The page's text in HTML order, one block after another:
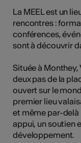
La MEEL est un
rencontres :
conférences,
sont à découvrir
Située à Monthey,
deux pas de la
ouvert sur le
premier lieu
et même par-delà
appui, un soutien
développement.